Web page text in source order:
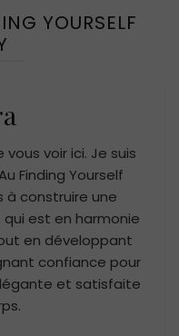
YOURSELF
voir ici. Je suis
Finding Yourself
à construire une
est en harmonie
en développant
confiance pour
et satisfaite